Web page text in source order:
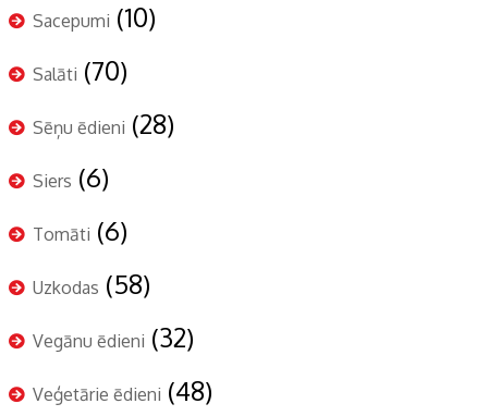
Sacepumi (10)
Salāti (70)
Sēņu ēdieni (28)
Siers (6)
Tomāti (6)
Uzkodas (58)
Vegānu ēdieni (32)
Veģetārie ēdieni (48)